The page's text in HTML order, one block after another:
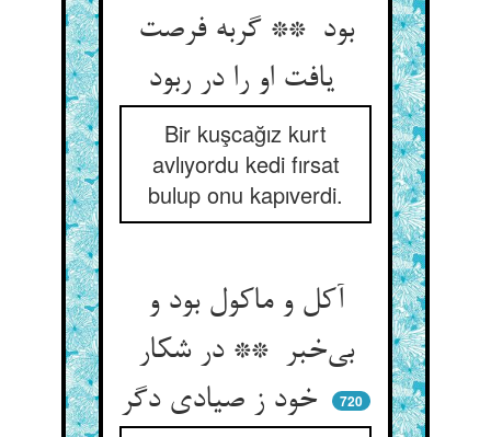
بود ** گربه فرصت
Bir kuşcağız kurt
avlıyordu kedi fırsat
bulup onu kapıverdi.
آکل و ماکول بود و
بی‌خبر ** در شکار
720